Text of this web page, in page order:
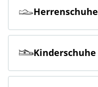
Herrenschuhe
Kinderschuhe